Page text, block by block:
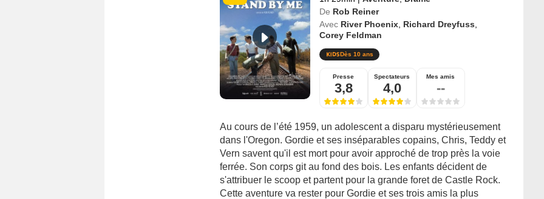
De Rob Reiner
Avec River Phoenix, Richard Dreyfuss
Corey Feldman
Dès 10 ans
Presse
3,8
Spectateurs
4,0
Mes amis
--
Au cours de l’été 1959, un adolescent a disparu mystérieusement
dans l'Oregon. Gordie et ses inséparables copains, Chris, Teddy et
Vern savent qu'il est mort pour avoir approché de trop près la voie
ferrée. Son corps git au fond des bois. Les enfants décident de
s'attribuer le scoop et partent pour la grande foret de Castle Rock.
Cette aventure va rester pour Gordie et ses trois amis la plus